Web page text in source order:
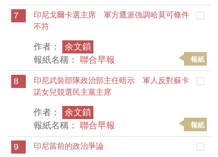
7
印尼戈爾卡選主席 軍方鷹派強調哈莫可條件
不符
作者：
余文鎖
報紙名稱： 聯合早報 報紙
8
印尼武裝部隊政治部主任暗示 軍人反對蘇卡
諾女兒競選民主黨主席
作者：
余文鎖
報紙名稱： 聯合早報 報紙
9 印尼當前的政治爭論